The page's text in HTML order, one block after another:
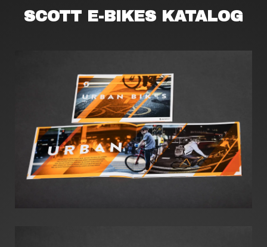
SCOTT E-BIKES KATALOG